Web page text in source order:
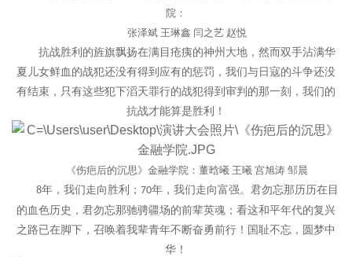
院：
张泽斌 王琳鑫 闫之艺 赵悦
抗战胜利的旌旗飘扬在满目疮痍的神州大地，然而双手沾满华
夏儿女鲜血的战犯还没有得到应有的惩罚，我们与日寇的斗争还没
有结束，只有这些犯下滔天罪行的战犯得到审判的那一刻，我们的
抗战才能算是胜利！
《伤疤后的沉思》金融学院：董晗曦 王曦 宫旭涛 邹晨
8年，我们走向胜利； 70年，我们走向富强。君勿忘那历历在目
的血色历史，君勿忘那驰骋疆场的前辈英魂；看这和平年代的复兴
之路已在脚下，召唤着我辈青年不断奋勇前行！国耻不忘，圆梦中
华！